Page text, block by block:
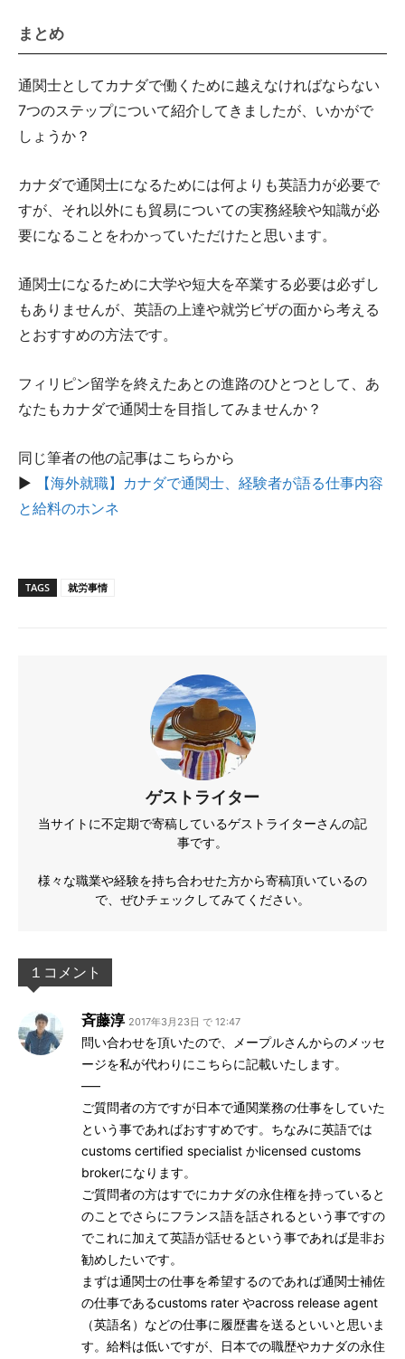
まとめ
通関士としてカナダで働くために越えなければならない
7つのステップについて紹介してきましたが、いかがで
しょうか？
カナダで通関士になるためには何よりも英語力が必要で
すが、それ以外にも貿易についての実務経験や知識が必
要になることをわかっていただけたと思います。
通関士になるために大学や短大を卒業する必要は必ずし
もありませんが、英語の上達や就労ビザの面から考える
とおすすめの方法です。
フィリピン留学を終えたあとの進路のひとつとして、あ
なたもカナダで通関士を目指してみませんか？
同じ筆者の他の記事はこちらから
▶
【海外就職】カナダで通関士、経験者が語る仕事内容
と給料のホンネ
TAGS 就労事情
ゲストライター
当サイトに不定期で寄稿しているゲストライターさんの記
事です。
様々な職業や経験を持ち合わせた方から寄稿頂いているの
で、ぜひチェックしてみてください。
１コメント
斉藤淳 2017年3月23日 で 12:47
問い合わせを頂いたので、メープルさんからのメッセ
ージを私が代わりにこちらに記載いたします。
—–
ご質問者の方ですが日本で通関業務の仕事をしていた
という事であればおすすめです。ちなみに英語では
customs certified specialist かlicensed customs
brokerになります。
ご質問者の方はすでにカナダの永住権を持っていると
のことでさらにフランス語を話されるという事ですの
でこれに加えて英語が話せるという事であれば是非お
勧めしたいです。
まずは通関士の仕事を希望するのであれば通関士補佐
の仕事であるcustoms rater やacross release agent
（英語名）などの仕事に履歴書を送るといいと思いま
す。給料は低いですが、日本での職歴やカナダの永住